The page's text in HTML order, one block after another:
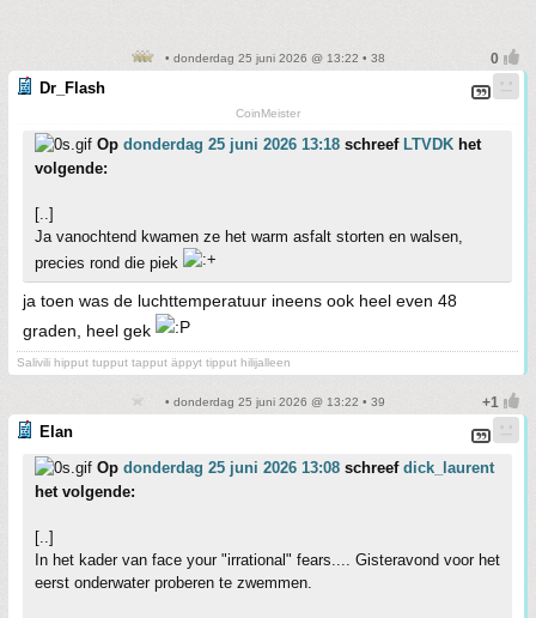
• donderdag 25 juni 2026 @ 13:22 • 38
Dr_Flash
CoinMeister
Op donderdag 25 juni 2026 13:18 schreef LTVDK het
volgende:
[..]
Ja vanochtend kwamen ze het warm asfalt storten en walsen,
precies rond die piek
ja toen was de luchttemperatuur ineens ook heel even 48
graden, heel gek
Salivili hipput tupput tapput äppyt tipput hilijalleen
• donderdag 25 juni 2026 @ 13:22 • 39
Elan
Op donderdag 25 juni 2026 13:08 schreef dick_laurent
het volgende:
[..]
In het kader van face your "irrational" fears.... Gisteravond voor het
eerst onderwater proberen te zwemmen.